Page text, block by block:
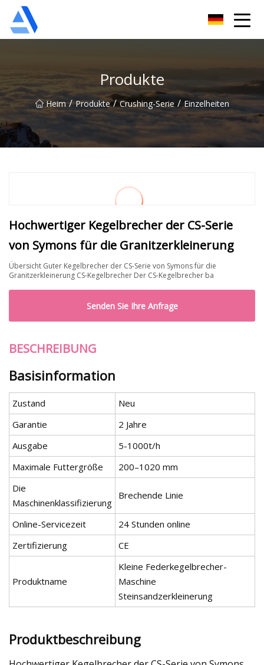
Produkte
Heim / Produkte / Crushing-Serie / Einzelheiten
Hochwertiger Kegelbrecher der CS-Serie
von Symons für die Granitzerkleinerung
Übersicht Guter Kegelbrecher der CS-Serie von Symons für die
Granitzerkleinerung CS-Kegelbrecher Der CS-Kegelbrecher ba
Senden Sie Ihre Anfrage
BESCHREIBUNG
Basisinformation
Zustand
Neu
Garantie
2 Jahre
Ausgabe
5-1000t/h
Maximale Futtergröße
200–1020 mm
Die
Maschinenklassifizierung
Brechende Linie
Online-Servicezeit
24 Stunden online
Zertifizierung
CE
Produktname
Kleine Federkegelbrecher-
Maschine
Steinsandzerkleinerung
Produktbeschreibung